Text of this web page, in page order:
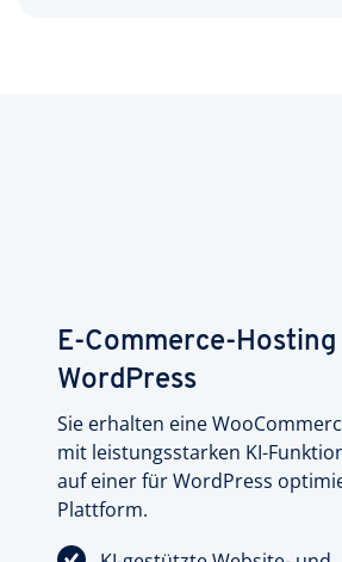
E-Commerce-
WordPress
Sie erhalten eine
mit leistungsstarken KI-
auf einer für WordPress
Plattform.